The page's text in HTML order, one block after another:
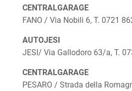
CENTRALGARAGE
FANO / Via Nobili 6, T. 0721
AUTOJESI
JESI/ Via Gallodoro 63/a, T.
CENTRALGARAGE
PESARO / Strada della